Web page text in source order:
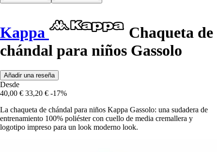
Kappa
Chaqueta de
chándal para niños Gassolo
Añadir una reseña
Desde
40,00 € 33,20 € -17%
La chaqueta de chándal para niños Kappa Gassolo: una sudadera de
entrenamiento 100% poliéster con cuello de media cremallera y
logotipo impreso para un look moderno look.